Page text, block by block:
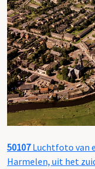
50107Luchtfoto van
Harmelen, uit het